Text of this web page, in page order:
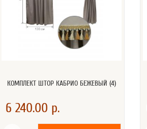
КОМПЛЕКТ ШТОР КАБРИО БЕЖЕВЫЙ (4)
6 240.00 р.